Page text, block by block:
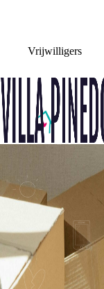
Vrijwilligers
MIJN